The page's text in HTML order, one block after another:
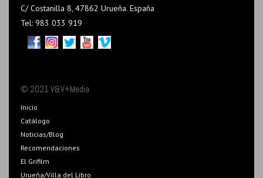
C/ Costanilla 8, 47862 Urueña. España
Tel: 983 033 919
© 2021 V&V+Media
Inicio
Catálogo
Noticias/Blog
Recomendaciones
El Grifilm
Urueña/Villa del Libro